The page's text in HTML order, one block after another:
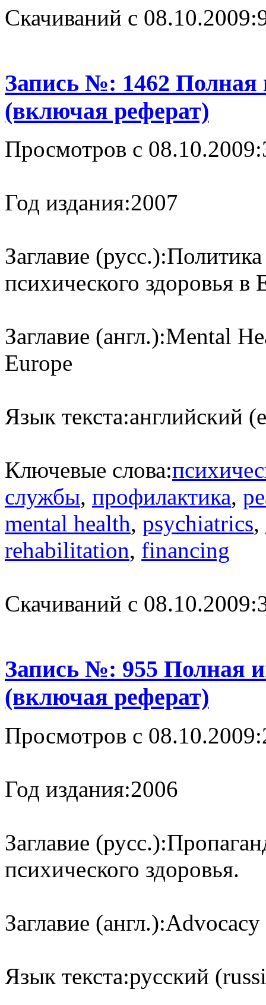
Cкачиваний с 08.10.2009:
Запись №: 1462 Полная
(включая реферат)
Просмотров с 08.10.2009:
Год издания:2007
Заглавие (русс.):
психического здоровья в
Заглавие (англ.):Mental
Europe
Язык текста:английский
Ключевые слова:
службы, профилактика,
mental health, psychiatrics,
rehabilitation, financing
Cкачиваний с 08.10.2009:
Запись №: 955 Полная
(включая реферат)
Просмотров с 08.10.2009:
Год издания:2006
Заглавие (русс.):
психического здоровья.
Заглавие (англ.):
Язык текста:русский